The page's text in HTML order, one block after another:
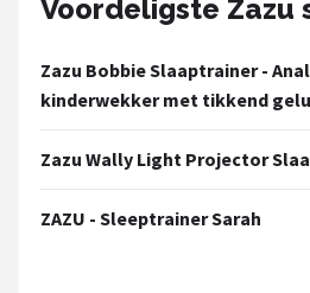
Aigostar
Flow Amsterdam
LUVION
KCVV
Voordeligste Zazu
Zazu Bobbie Slaaptrainer -
kinderwekker met tikkend
Zazu Wally Light Projector
ZAZU - Sleeptrainer Sarah